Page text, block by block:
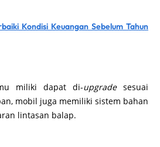
Kondisi Keuangan Sebelum Tahun
miliki dapat di-upgradesesuai
mobil juga memiliki sistem bahan
lintasan balap.